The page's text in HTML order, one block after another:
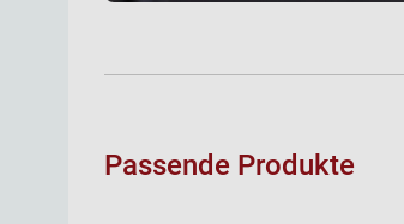
Passende Produkte